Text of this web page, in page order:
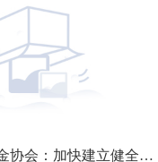
环球关注：互金协会：加快建立健全对助贷业务进行自律管理的工作机制